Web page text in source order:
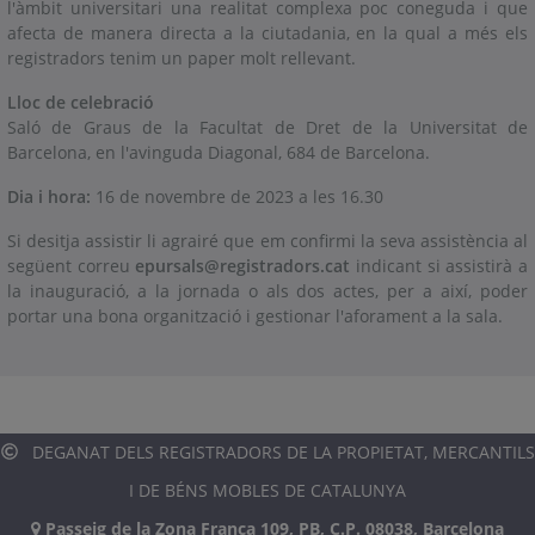
l'àmbit universitari una realitat complexa poc coneguda i que
afecta de manera directa a la ciutadania, en la qual a més els
registradors tenim un paper molt rellevant.
Lloc de celebració
Saló de Graus de la Facultat de Dret de la Universitat de
Barcelona, en l'avinguda Diagonal, 684 de Barcelona.
Dia i hora: 16 de novembre de 2023 a les 16.30
Si desitja assistir li agrairé que em confirmi la seva assistència al
següent correu epursals@registradors.cat indicant si assistirà a
la inauguració, a la jornada o als dos actes, per a així, poder
portar una bona organització i gestionar l'aforament a la sala.
DEGANAT DELS REGISTRADORS DE LA PROPIETAT, MERCANTILS
I DE BÉNS MOBLES DE CATALUNYA
Passeig de la Zona Franca 109, PB, C.P. 08038, Barcelona